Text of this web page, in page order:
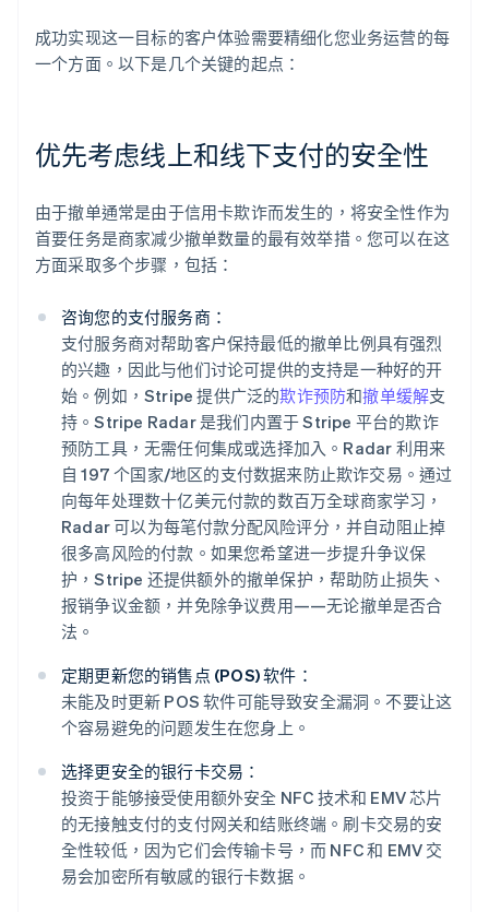
成功实现这一目标的客户体验需要精细化您业务运营的每
一个方面。以下是几个关键的起点：
优先考虑线上和线下支付的安全性
由于撤单通常是由于信用卡欺诈而发生的，将安全性作为
首要任务是商家减少撤单数量的最有效举措。您可以在这
方面采取多个步骤，包括：
咨询您的支付服务商：
支付服务商对帮助客户保持最低的撤单比例具有强烈
的兴趣，因此与他们讨论可提供的支持是一种好的开
始。例如，Stripe 提供广泛的欺诈预防和撤单缓解支
持。Stripe Radar 是我们内置于 Stripe 平台的欺诈
预防工具，无需任何集成或选择加入。Radar 利用来
自 197 个国家/地区的支付数据来防止欺诈交易。通过
向每年处理数十亿美元付款的数百万全球商家学习，
Radar 可以为每笔付款分配风险评分，并自动阻止掉
很多高风险的付款。如果您希望进一步提升争议保
护，Stripe 还提供额外的撤单保护，帮助防止损失、
报销争议金额，并免除争议费用——无论撤单是否合
法。
定期更新您的销售点 (POS) 软件：
未能及时更新 POS 软件可能导致安全漏洞。不要让这
个容易避免的问题发生在您身上。
选择更安全的银行卡交易：
投资于能够接受使用额外安全 NFC 技术和 EMV 芯片
的无接触支付的支付网关和结账终端。刷卡交易的安
全性较低，因为它们会传输卡号，而 NFC 和 EMV 交
易会加密所有敏感的银行卡数据。